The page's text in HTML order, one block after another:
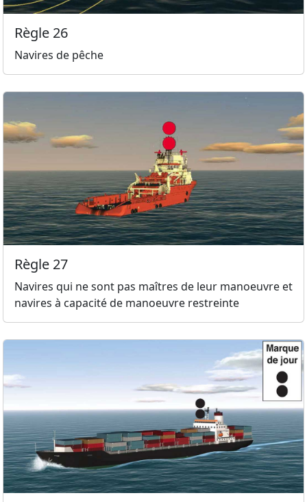
Règle 26
Navires de pêche
Règle 27
Navires qui ne sont pas maîtres de leur manoeuvre et
navires à capacité de manoeuvre restreinte